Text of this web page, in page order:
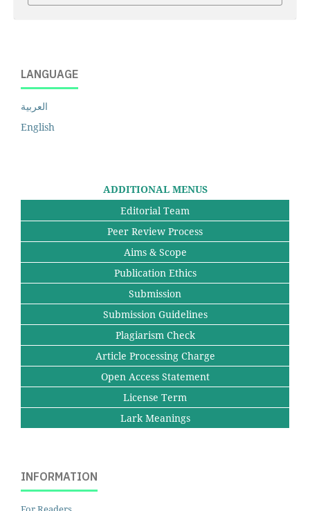
LANGUAGE
العربية
English
ADDITIONAL MENUS
Editorial Team
Peer Review Process
Aims & Scope
Publication Ethics
Submission
Submission Guidelines
Plagiarism Check
Article Processing Charge
Open Access Statement
License Term
Lark Meanings
INFORMATION